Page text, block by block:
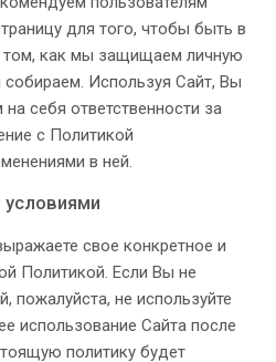
для того, чтобы быть в
том, как мы защищаем личную
Используя Сайт, Вы
себя ответственности за
с Политикой
в ней.
условиями
свое конкретное и
Политикой. Если Вы не
пожалуйста, не используйте
использование Сайта после
политику будет